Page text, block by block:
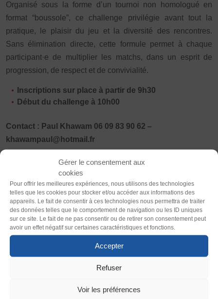
Gérer le consentement aux
cookies
Pour offrir les meilleures expériences, nous utilisons des technologies
telles que les cookies pour stocker et/ou accéder aux informations des
appareils. Le fait de consentir à ces technologies nous permettra de traiter
des données telles que le comportement de navigation ou les ID uniques
sur ce site. Le fait de ne pas consentir ou de retirer son consentement peut
avoir un effet négatif sur certaines caractéristiques et fonctions.
Accepter
Refuser
Voir les préférences
Certificat de qualification professionnelle
TSARE
INTERNATIONAL
Échanges internationaux
Coopération et solidarité internationales
ACTUALITÉS
JE SOUHAITE M’AFFILIER
Prise de licence
JE SOUHAITE TROUVER UN COMITÉ
JE SOUHAITE ADHÉRER
Affiliation
Licence Omnisports
Organisé sous la forme d’un tournoi non homologué en
format “boussole”, ce challenge privilégie avant tout la
pratique, le plaisir du jeu et la diversité des rencontres.
Sans élimination directe, cette formule permet à chaque
participant·e de multiplier les matchs, dans un esprit de
progression, de respect et de convivialité.
Inscriptions sur place à partir de 9h30
Début du challenge à 10h00
Contact : Paul Khawam 06 09 83 90 62 –
khawampaul@hotmail.fr
Ouvert aux licencié·es comme aux non licencié·es FSGT,
en simple comme en double, le Challenge fédéral
s’adresse à tous les publics, dans une logique d’inclusion,
de mixité et d’accessibilité, fidèle aux valeurs portées par la
FSGT.
Tarif : 3 euros licencié·es FSGT / 5 euros non licencié·es
FSGT
Tout au long de la journée, de 10h à 17h, joueuses et
joueurs pourront partager un moment sportif structuré,
place à l’échange, à la rencontre et au plaisir de jouer
Thème
Clair Sombre
Police (dyslexie)
Défaut Adapter
Taille du texte